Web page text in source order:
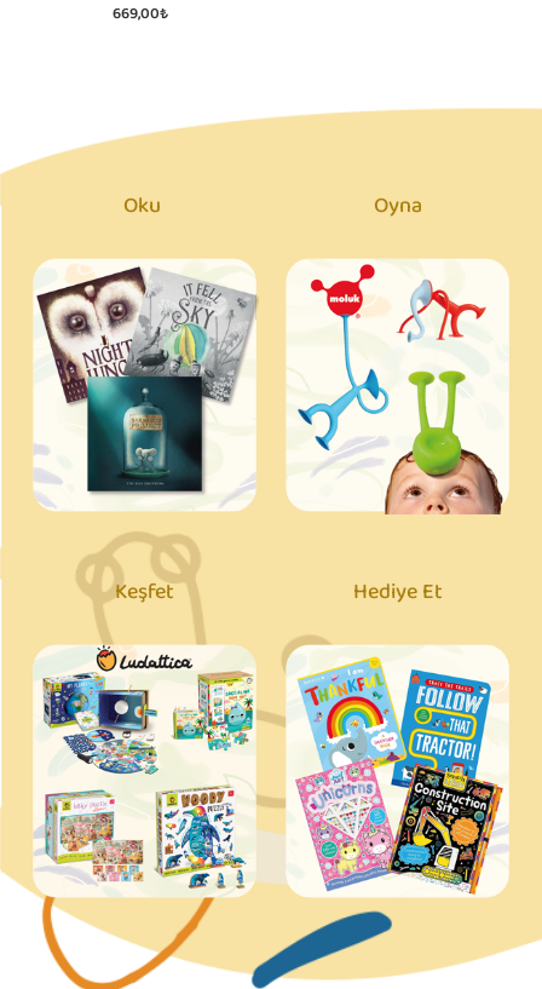
669,00₺
Oku Oyna
Keşfet Hediye Et